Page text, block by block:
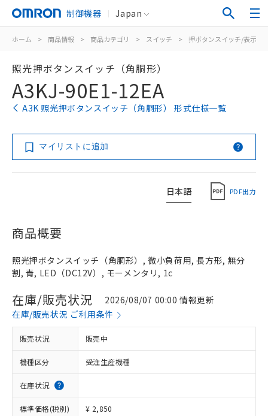
制御機器 Japan
ホーム > 商品情報 > 商品カテゴリ > スイッチ > 押ボタンスイッチ/表示灯
照光押ボタンスイッチ（角胴形）
A3KJ-90E1-12EA
A3K 照光押ボタンスイッチ（角胴形） 形式仕様一覧
マイリストに追加
日本語 PDF出力
商品概要
照光押ボタンスイッチ（角胴形）, 微小負荷用, 長方形, 無分
割, 青, LED（DC12V）, モーメンタリ, 1c
在庫/販売状況
2026/08/07 00:00 情報更新
在庫/販売状況 ご利用条件
販売状況 販売中
機種区分 受注生産機種
在庫状況
標準価格(税別) ¥ 2,850